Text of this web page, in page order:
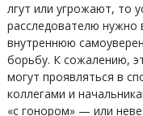
лгут или угрожают, то
расследователю нужно
внутреннюю
борьбу. К сожалению,
могут проявляться в
коллегами и
«с гонором» — или